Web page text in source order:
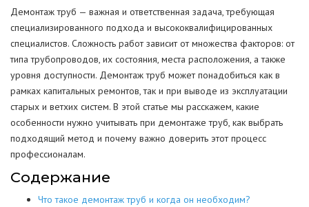
Демонтаж труб — важная и ответственная задача, требующая
специализированного подхода и высококвалифицированных
специалистов. Сложность работ зависит от множества факторов: от
типа трубопроводов, их состояния, места расположения, а также
уровня доступности. Демонтаж труб может понадобиться как в
рамках капитальных ремонтов, так и при выводе из эксплуатации
старых и ветхих систем. В этой статье мы расскажем, какие
особенности нужно учитывать при демонтаже труб, как выбрать
подходящий метод и почему важно доверить этот процесс
профессионалам.
Содержание
Что такое демонтаж труб и когда он необходим?